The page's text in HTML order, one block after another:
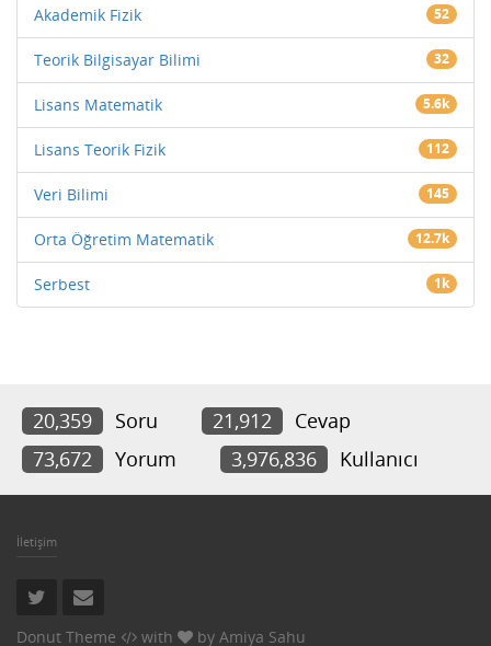
Akademik Fizik 52
Teorik Bilgisayar Bilimi 32
Lisans Matematik 5.6k
Lisans Teorik Fizik 112
Veri Bilimi 145
Orta Öğretim Matematik 12.7k
Serbest 1k
20,359 Soru 21,912
Cevap
73,672
Yorum 3,976,836 Kullanıcı
İletişim
Donut Theme with by Amiya Sahu